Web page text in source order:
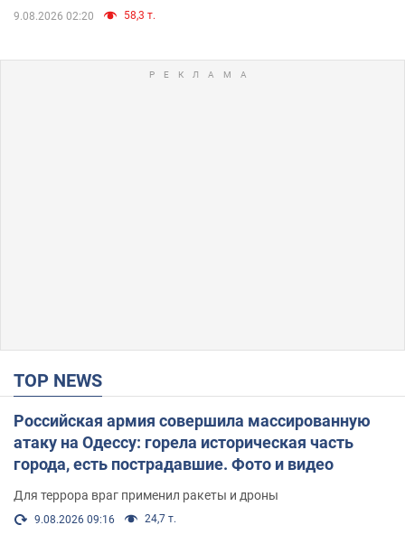
9.08.2026 02:20 58,3 т.
TOP NEWS
Российская армия совершила массированную
атаку на Одессу: горела историческая часть
города, есть пострадавшие. Фото и видео
Для террора враг применил ракеты и дроны
9.08.2026 09:16 24,7 т.